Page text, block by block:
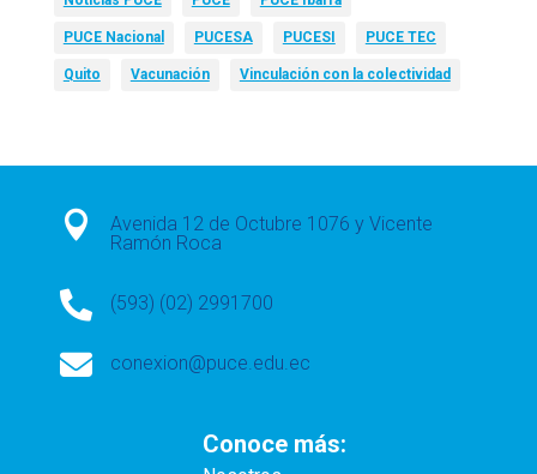
PUCE Nacional PUCESA PUCESI PUCE TEC
Quito Vacunación Vinculación con la colectividad

Avenida 12 de Octubre 1076 y Vicente
Ramón Roca
 (593) (02) 2991700
 conexion@puce.edu.ec
Conoce más: